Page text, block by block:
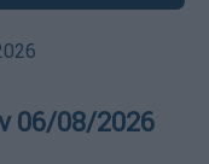
06/08/2026